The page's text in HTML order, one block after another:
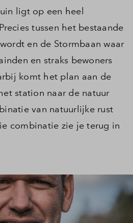
ligt op een heel
tussen het bestaande
en de Stormbaan waar
en straks bewoners
komt het plan aan de
station naar de natuur
van natuurlijke rust
combinatie zie je terug in